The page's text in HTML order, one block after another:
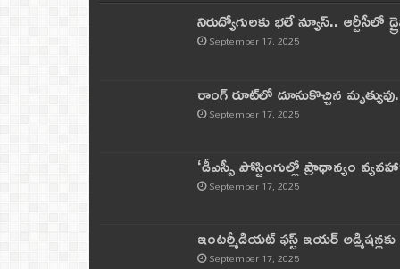
నిరుద్యోగులకు భలే న్యూస్.. ఆర్టీసీలో
September 17, 2025
రాంగ్ రూట్‌లో దూసుకొచ్చిన
September 17, 2025
‘డీఎస్సీ పోస్టింగుల్లో ప్రాధాన్యం
September 17, 2025
ఇంటర్మీడియట్ ఫస్ట్‌ ఇయర్‌
September 17, 2025